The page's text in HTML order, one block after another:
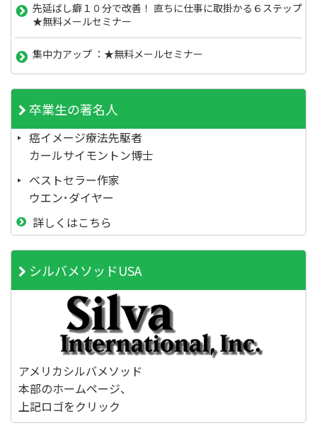
先延ばし癖１０分で改善！ 直ちに仕事に取掛かる６ステップ
★無料メールセミナー
集中力アップ ：★無料メールセミナー
卒業生の著名人
癌イメージ療法先駆者
カールサイモントン博士
ベストセラー作家
ウエン･ダイヤー
詳しくはこちら
シルバメソッドUSA
アメリカシルバメソッド
本部のホームページ、
上記ロゴをクリック